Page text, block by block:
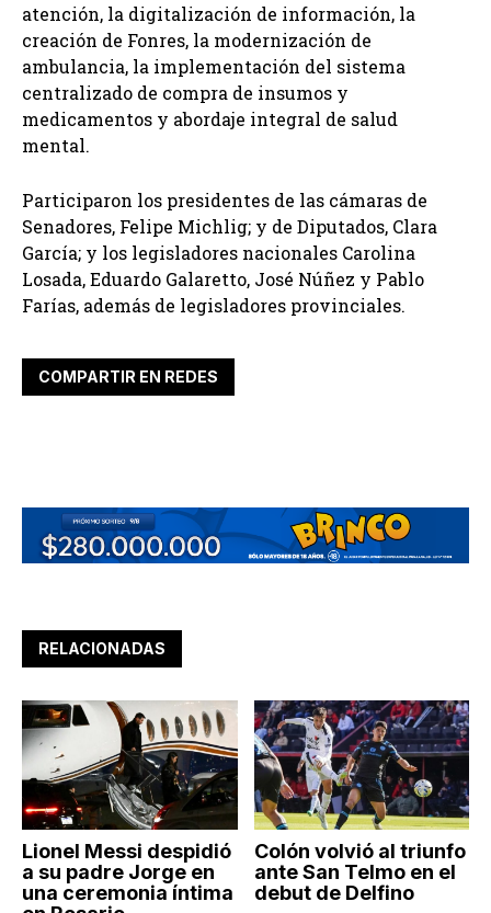
atención, la digitalización de información, la
creación de Fonres, la modernización de
ambulancia, la implementación del sistema
centralizado de compra de insumos y
medicamentos y abordaje integral de salud
mental.
Participaron los presidentes de las cámaras de
Senadores, Felipe Michlig; y de Diputados, Clara
García; y los legisladores nacionales Carolina
Losada, Eduardo Galaretto, José Núñez y Pablo
Farías, además de legisladores provinciales.
COMPARTIR EN REDES
RELACIONADAS
Lionel Messi despidió
a su padre Jorge en
una ceremonia íntima
Colón volvió al triunfo
ante San Telmo en el
debut de Delfino